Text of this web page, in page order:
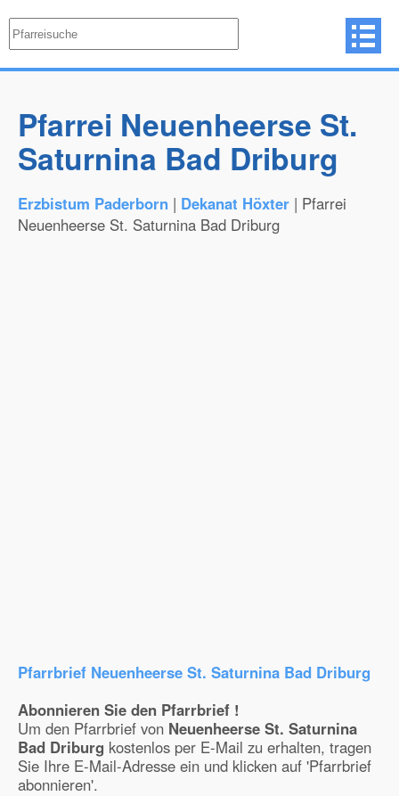
Pfarrei Neuenheerse St.
Saturnina Bad Driburg
Erzbistum Paderborn | Dekanat Höxter | Pfarrei
Neuenheerse St. Saturnina Bad Driburg
Pfarrbrief Neuenheerse St. Saturnina Bad Driburg
Abonnieren Sie den Pfarrbrief !
Um den Pfarrbrief von Neuenheerse St. Saturnina
Bad Driburg kostenlos per E-Mail zu erhalten, tragen
Sie Ihre E-Mail-Adresse ein und klicken auf 'Pfarrbrief
abonnieren'.